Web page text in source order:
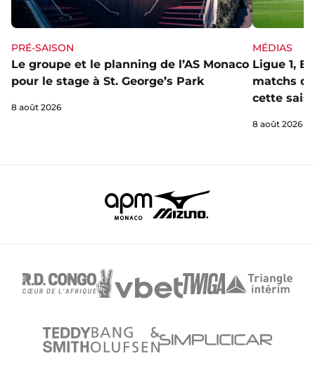
PRÉ-SAISON
Le groupe et le planning de l’AS Monaco
pour le stage à St. George’s Park
8 août 2026
MÉDIAS
Ligue 1,
matchs
cette
8 août 2026